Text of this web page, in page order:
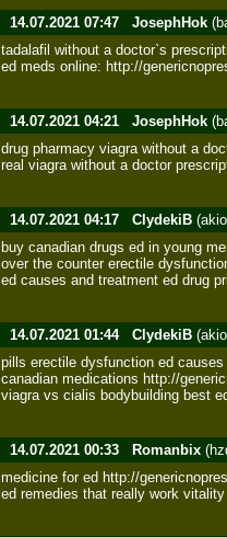
14.07.2021 07:47 JosephHok
tadalafil without a doctor`s
ed meds online: http://
14.07.2021 04:21 JosephHok
drug pharmacy viagra without a
real viagra without a doctor
14.07.2021 04:17 ClydekiB
buy canadian drugs ed in young
over the counter erectile
ed causes and treatment ed drug
14.07.2021 01:44 ClydekiB
pills erectile dysfunction ed
canadian medications http://
viagra vs cialis bodybuilding best
14.07.2021 00:33 Romanbix
medicine for ed http://
ed remedies that really work